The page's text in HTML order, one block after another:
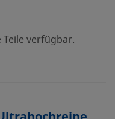
verfügbar.